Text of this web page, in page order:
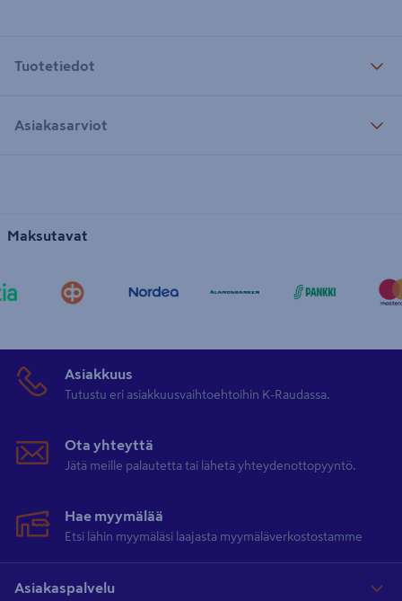
Tuotetiedot
Asiakasarviot
Maksutavat
Asiakkuus
Tutustu eri asiakkuusvaihtoehtoihin K-Raudassa.
Ota yhteyttä
Jätä meille palautetta tai lähetä yhteydenottopyyntö.
Hae myymälää
Etsi lähin myymäläsi laajasta myymäläverkostostamme
Asiakaspalvelu